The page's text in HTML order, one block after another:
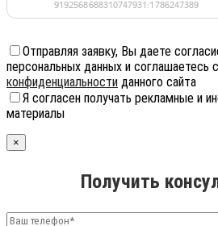
Отправляя заявку, Вы даете
персональных данных и соглашаетесь с
конфиденциальности данного сайта
Я согласен получать рекламные и
материалы
×
Получить